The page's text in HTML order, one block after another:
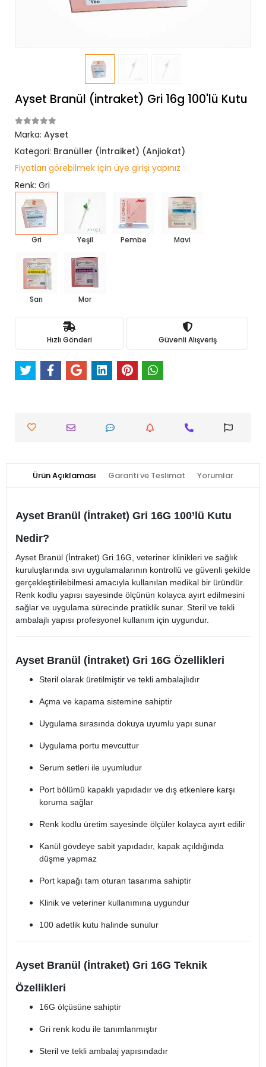
Ayset Branül (intraket) Gri 16g 100'lü Kutu
Marka: Ayset
Kategori: Branüller (İntraiket) (Anjiokat)
Fiyatları görebilmek için üye girişi yapınız
Renk: Gri
Gri Yeşil Pembe Mavi
Sarı Mor
Hızlı Gönderi Güvenli Alışveriş
Ürün Açıklaması Garanti ve Teslimat Yorumlar
Ayset Branül (İntraket) Gri 16G 100’lü Kutu
Nedir?
Ayset Branül (İntraket) Gri 16G, veteriner klinikleri ve sağlık
kuruluşlarında sıvı uygulamalarının kontrollü ve güvenli şekilde
gerçekleştirilebilmesi amacıyla kullanılan medikal bir üründür.
Renk kodlu yapısı sayesinde ölçünün kolayca ayırt edilmesini
sağlar ve uygulama sürecinde pratiklik sunar. Steril ve tekli
ambalajlı yapısı profesyonel kullanım için uygundur.
Ayset Branül (İntraket) Gri 16G Özellikleri
Steril olarak üretilmiştir ve tekli ambalajlıdır
Açma ve kapama sistemine sahiptir
Uygulama sırasında dokuya uyumlu yapı sunar
Uygulama portu mevcuttur
Serum setleri ile uyumludur
Port bölümü kapaklı yapıdadır ve dış etkenlere karşı
koruma sağlar
Renk kodlu üretim sayesinde ölçüler kolayca ayırt edilir
Kanül gövdeye sabit yapıdadır, kapak açıldığında
düşme yapmaz
Port kapağı tam oturan tasarıma sahiptir
Klinik ve veteriner kullanımına uygundur
100 adetlik kutu halinde sunulur
Ayset Branül (İntraket) Gri 16G Teknik
Özellikleri
16G ölçüsüne sahiptir
Gri renk kodu ile tanımlanmıştır
Steril ve tekli ambalaj yapısındadır